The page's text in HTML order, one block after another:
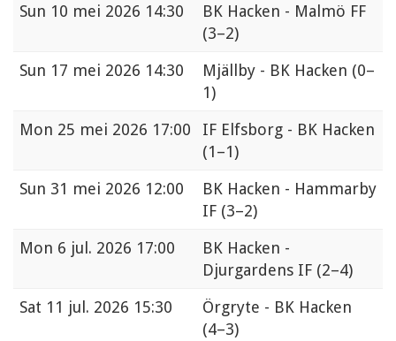
Sun 10 mei 2026 14:30
BK Hacken - Malmö FF
(3–2)
Sun 17 mei 2026 14:30 Mjällby - BK Hacken (0–
1)
Mon 25 mei 2026 17:00
IF Elfsborg - BK Hacken
(1–1)
Sun 31 mei 2026 12:00
BK Hacken - Hammarby
IF (3–2)
Mon 6 jul. 2026 17:00
BK Hacken -
Djurgardens IF (2–4)
Sat 11 jul. 2026 15:30
Örgryte - BK Hacken
(4–3)